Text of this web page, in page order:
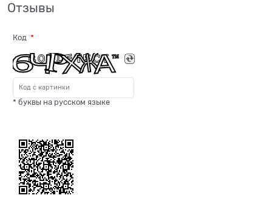
Отзывы
Код
* буквы на русском языке